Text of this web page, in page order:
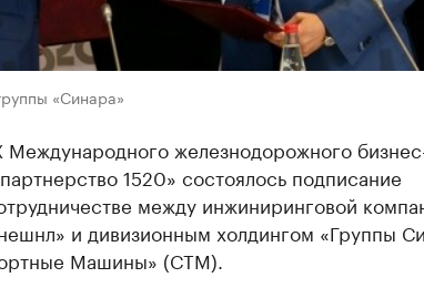
«Синара»
Международного железнодорожного
1520» состоялось подписание
между инжиниринговой
и дивизионным холдингом «Группы
Машины» (СТМ).